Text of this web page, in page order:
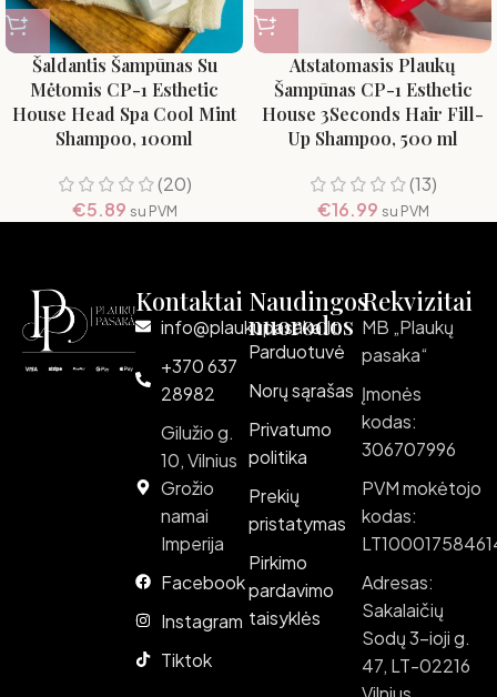
Šaldantis Šampūnas Su
Mėtomis CP-1 Esthetic
House Head Spa Cool Mint
Shampoo, 100ml
(20)
€5.89 su PVM
Atstatomasis Plaukų
Šampūnas CP-1 Esthetic
House 3Seconds Hair Fill-
Up Shampoo, 500 ml
(13)
€16.99 su PVM
Kontaktai
info@plaukupasaka.lt
+370 637
28982
Gilužio g.
10, Vilnius
Grožio
namai
Imperija
Facebook
Instagram
Tiktok
Naudingos
nuorodos
Parduotuvė
Norų sąrašas
Privatumo
politika
Prekių
pristatymas
Pirkimo
pardavimo
taisyklės
Rekvizitai
MB „Plaukų
pasaka“
Įmonės
kodas:
306707996
PVM mokėtojo
kodas:
Adresas:
Sakalaičių
Sodų 3-ioji g.
47, LT-02216